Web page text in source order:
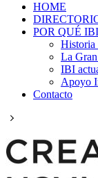
HOME
POR QUÉ IBI
Historia
La
IBI
Apoyo
Contacto